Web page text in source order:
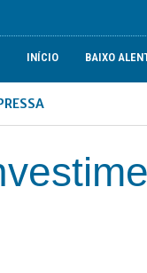
INÍCIO BAIXO